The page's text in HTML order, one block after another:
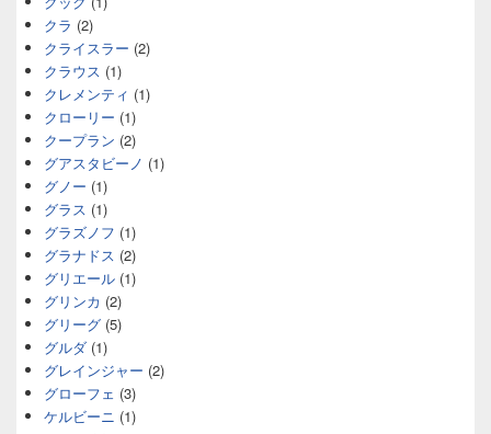
クラ (2)
クライスラー (2)
クラウス (1)
クレメンティ (1)
クローリー (1)
クープラン (2)
グアスタビーノ (1)
グノー (1)
グラス (1)
グラズノフ (1)
グラナドス (2)
グリエール (1)
グリンカ (2)
グリーグ (5)
グルダ (1)
グレインジャー (2)
グローフェ (3)
ケルビーニ (1)